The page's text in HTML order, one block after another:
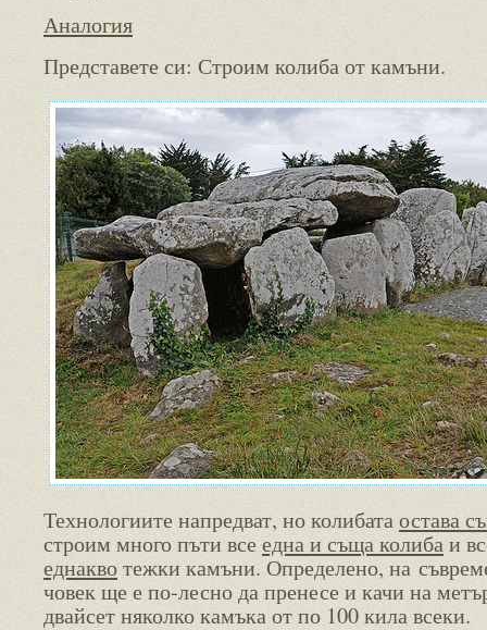
Аналогия
Представете си: Строим колиба от камъни.
Технологиите напредват, но колибатаостава
строим много пъти всеедна и съща колибаи
еднаквотежки камъни. Определено, на
човек ще е по-лесно да пренесе и качи на
двайсет няколко камъка от по 100 кила всеки.